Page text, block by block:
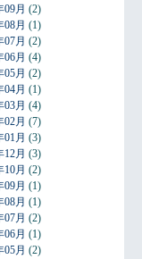
09月 (2)
08月 (1)
07月 (2)
06月 (4)
05月 (2)
04月 (1)
03月 (4)
02月 (7)
01月 (3)
12月 (3)
10月 (2)
09月 (1)
08月 (1)
07月 (2)
06月 (1)
05月 (2)